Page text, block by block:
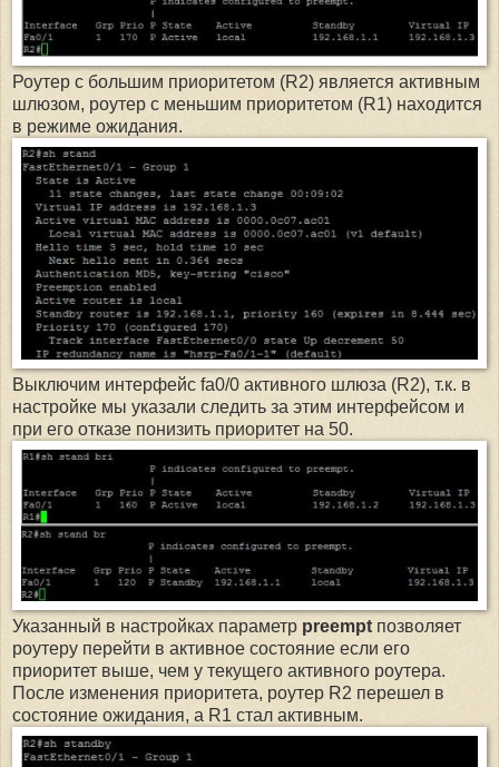
Роутер с большим приоритетом (R2) является активным
шлюзом, роутер с меньшим приоритетом (R1) находится
в режиме ожидания.
Выключим интерфейс fa0/0 активного шлюза (R2), т.к. в
настройке мы указали следить за этим интерфейсом и
при его отказе понизить приоритет на 50.
Указанный в настройках параметр preempt позволяет
роутеру перейти в активное состояние если его
приоритет выше, чем у текущего активного роутера.
После изменения приоритета, роутер R2 перешел в
состояние ожидания, а R1 стал активным.